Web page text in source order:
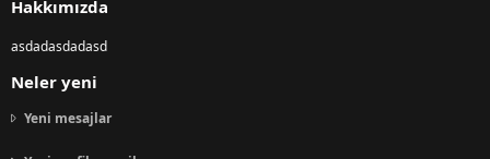
Hakkımızda
asdadasdadasd
Neler yeni
Yeni mesajlar